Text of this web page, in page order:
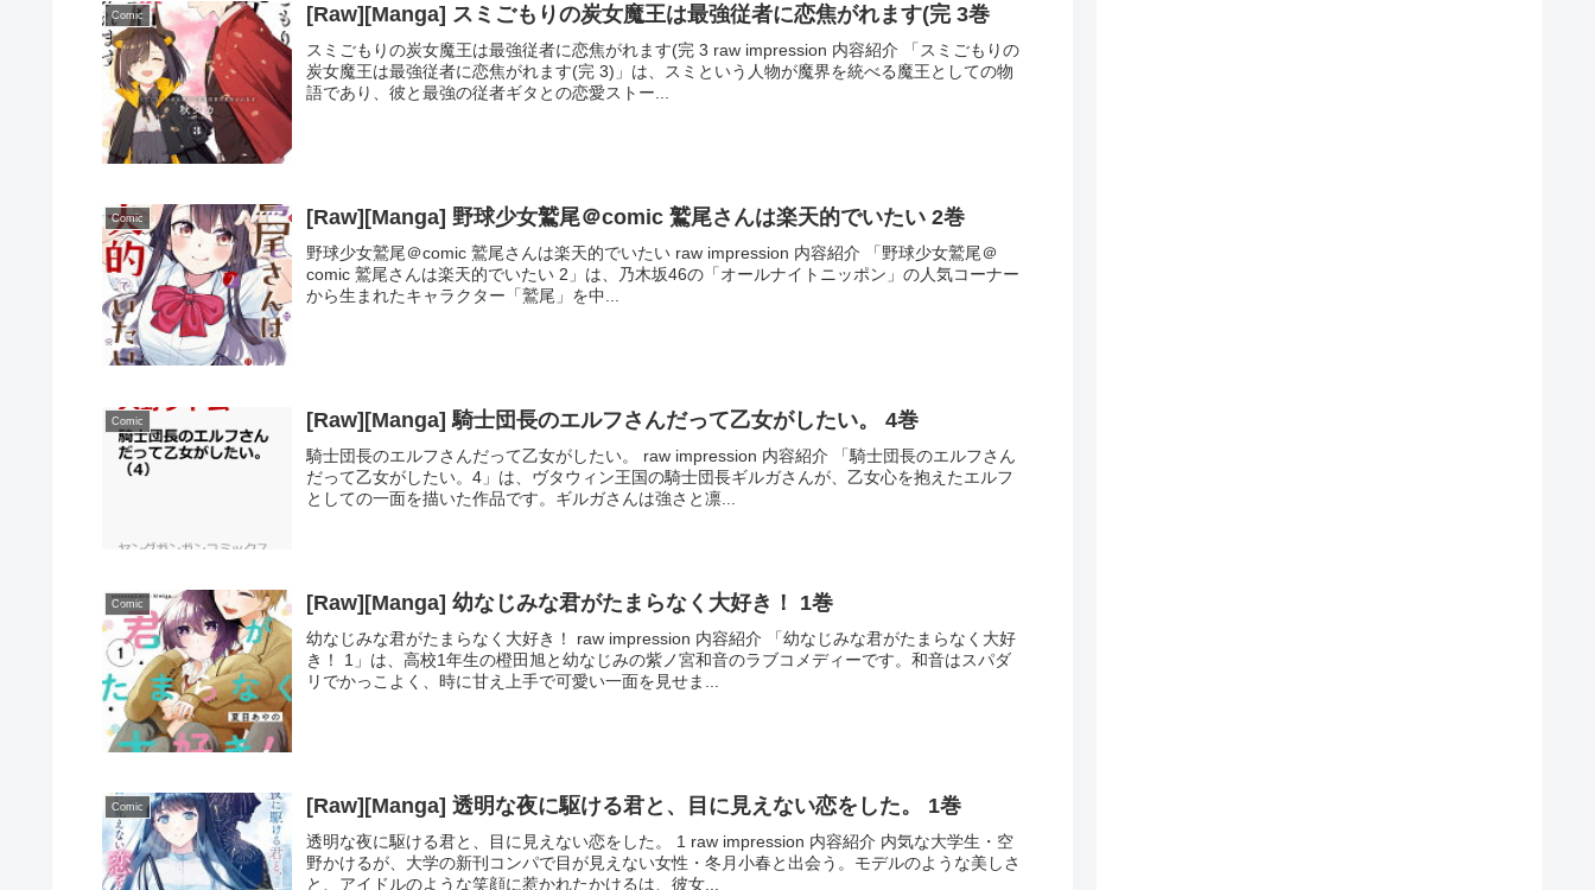
Comic [Raw][Manga] スミごもりの炭女魔王は最強従者に恋焦がれます(完 3巻
スミごもりの炭女魔王は最強従者に恋焦がれます(完 3 raw impression 内容紹介 「スミごもりの
炭女魔王は最強従者に恋焦がれます(完 3)」は、スミという人物が魔界を統べる魔王としての物
語であり、彼と最強の従者ギタとの恋愛ストー...
Comic [Raw][Manga] 野球少女鷲尾＠comic 鷲尾さんは楽天的でいたい 2巻
野球少女鷲尾＠comic 鷲尾さんは楽天的でいたい raw impression 内容紹介 「野球少女鷲尾＠
comic 鷲尾さんは楽天的でいたい 2」は、乃木坂46の「オールナイトニッポン」の人気コーナー
から生まれたキャラクター「鷲尾」を中...
Comic [Raw][Manga] 騎士団長のエルフさんだって乙女がしたい。 4巻
騎士団長のエルフさんだって乙女がしたい。 raw impression 内容紹介 「騎士団長のエルフさん
だって乙女がしたい。4」は、ヴタウィン王国の騎士団長ギルガさんが、乙女心を抱えたエルフ
としての一面を描いた作品です。ギルガさんは強さと凛...
Comic [Raw][Manga] 幼なじみな君がたまらなく大好き！ 1巻
幼なじみな君がたまらなく大好き！ raw impression 内容紹介 「幼なじみな君がたまらなく大好
き！ 1」は、高校1年生の橙田旭と幼なじみの紫ノ宮和音のラブコメディーです。和音はスパダ
リでかっこよく、時に甘え上手で可愛い一面を見せま...
Comic [Raw][Manga] 透明な夜に駆ける君と、目に見えない恋をした。 1巻
透明な夜に駆ける君と、目に見えない恋をした。 1 raw impression 内容紹介 内気な大学生・空
野かけるが、大学の新刊コンパで目が見えない女性・冬月小春と出会う。モデルのような美しさ
と、アイドルのような笑顔に惹かれたかけるは、彼女...